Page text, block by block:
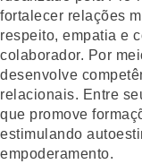
fortalecer relações
respeito, empatia e
colaborador. Por
desenvolve
relacionais. Entre
que promove
estimulando
empoderamento.